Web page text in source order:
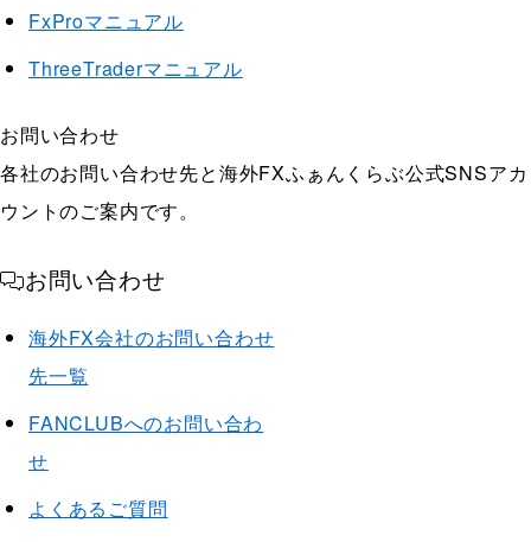
FxProマニュアル
ThreeTraderマニュアル
お問い合わせ
各社のお問い合わせ先と海外FXふぁんくらぶ公式SNSアカ
ウントのご案内です。
お問い合わせ
海外FX会社のお問い合わせ
先一覧
FANCLUBへのお問い合わ
せ
よくあるご質問